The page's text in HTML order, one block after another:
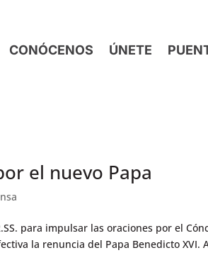
CONÓCENOS ÚNETE
el nuevo Papa
para impulsar las oraciones por el
la renuncia del Papa Benedicto XVI.